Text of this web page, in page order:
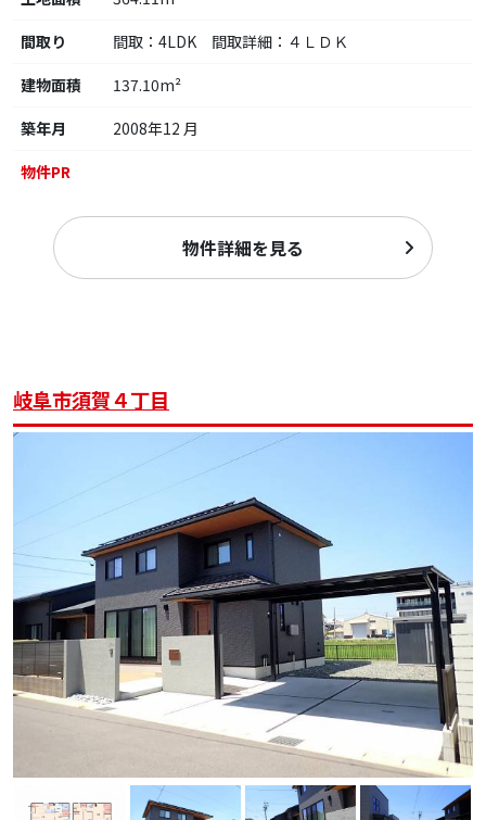
間取り
間取：4LDK 間取詳細：４ＬＤＫ
建物面積
137.10m²
築年月
2008年12 月
物件PR
物件詳細を見る
岐阜市須賀４丁目